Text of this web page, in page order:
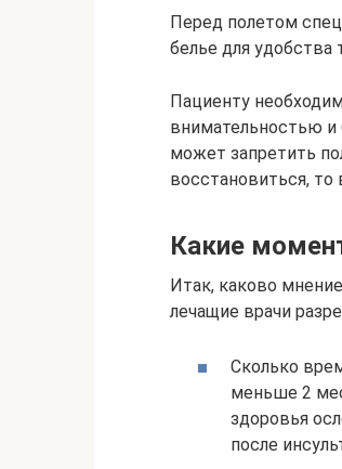
Перед полетом
белье для удобства
Пациенту
внимательностью и
может запретить
восстановиться, то
Какие
Итак, каково
лечащие врачи
Сколько
меньше 2
здоровья
после